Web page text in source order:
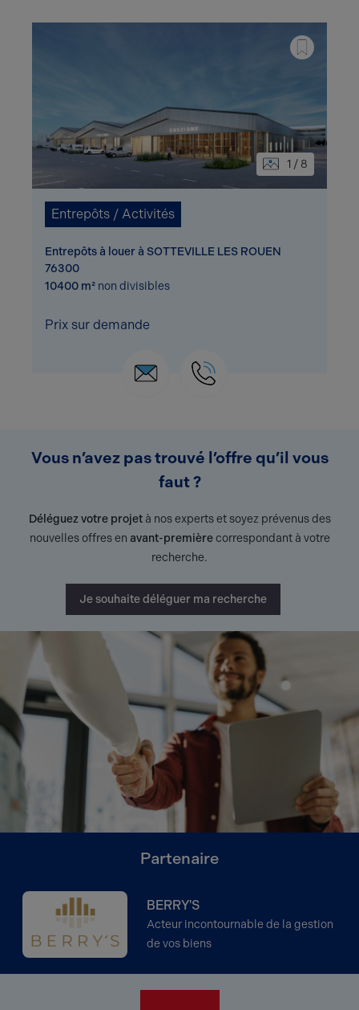
1 / 8
Entrepôts / Activités
Entrepôts à louer à SOTTEVILLE LES ROUEN
76300
10400 m² non divisibles
Prix sur demande
Vous n’avez pas trouvé l’offre qu’il vous
faut ?
Déléguez votre projetà nos experts et soyez prévenus des
nouvelles offres en avant-premièrecorrespondant à votre
recherche.
Je souhaite déléguer ma recherche
Partenaire
BERRY'S
Acteur incontournable de la gestion
de vos biens